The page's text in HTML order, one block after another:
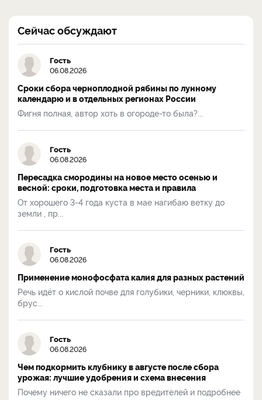
Сейчас обсуждают
Гость
06.08.2026
Сроки сбора черноплодной рябины по лунному
календарю и в отдельных регионах России
Фигня полная, автор хоть в огороде-то была?...
Гость
06.08.2026
Пересадка смородины на новое место осенью и
весной: сроки, подготовка места и правила
От хорошего 3-4 года куста в мае нагибаю ветку до
земли , пр...
Гость
06.08.2026
Применение монофосфата калия для разных растений
Речь идёт о кислой почве для голубики, черники, клюквы,
брус...
Гость
06.08.2026
Чем подкормить клубнику в августе после сбора
урожая: лучшие удобрения и схема внесения
Почему ничего не сказали про вредителей и подробнее